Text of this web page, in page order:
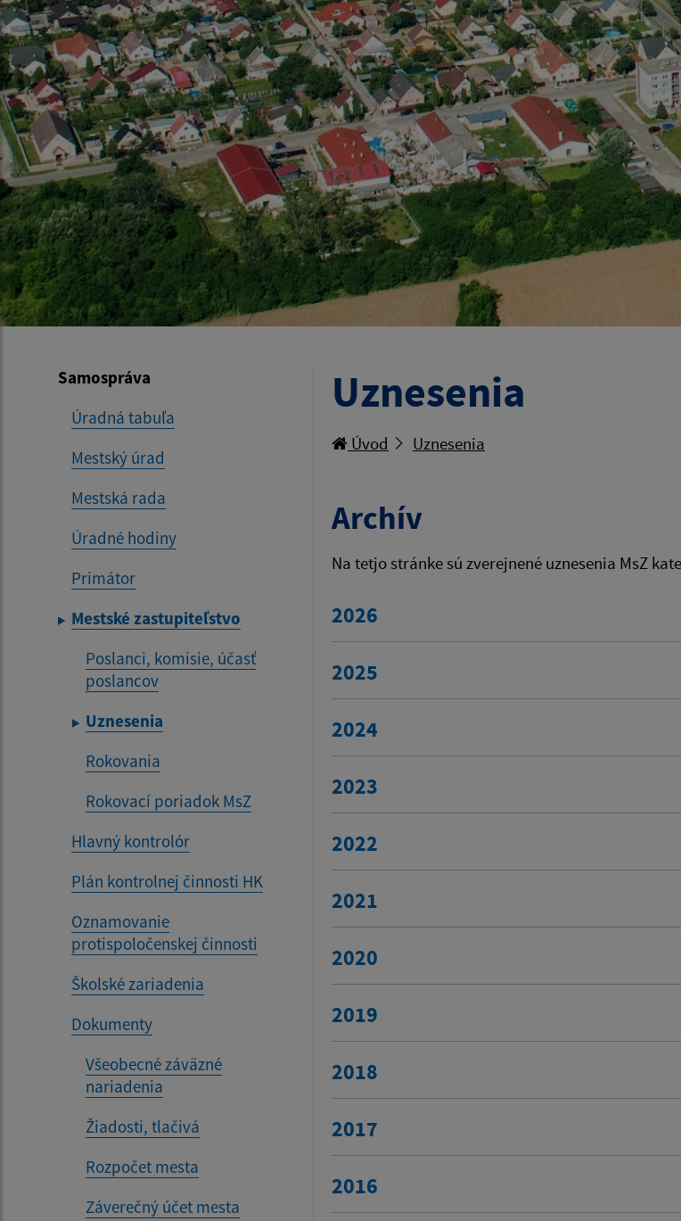
Samospráva
Úradná tabuľa
Mestský úrad
Mestská rada
Úradné hodiny
Primátor
Mestské zastupiteľstvo
Poslanci, komisie, účasť
poslancov
Uznesenia
Rokovania
Rokovací poriadok MsZ
Hlavný kontrolór
Plán kontrolnej činnosti HK
Oznamovanie
protispoločenskej činnosti
Školské zariadenia
Dokumenty
Všeobecné záväzné
nariadenia
Žiadosti, tlačivá
Rozpočet mesta
Záverečný účet mesta
Uznesenia
Úvod Uznesenia
Archív
Na tetjo stránke sú zverejnené uznesenia MsZ
2026
2025
2024
2023
2022
2021
2020
2019
2018
2017
2016